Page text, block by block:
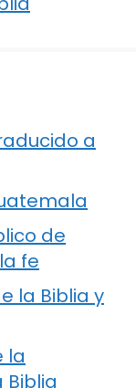
a
de
fe
la Biblia y
la
Biblia